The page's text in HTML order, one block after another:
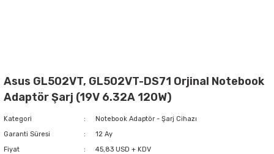
Asus GL502VT, GL502VT-DS71 Orjinal Notebook
Adaptör Şarj (19V 6.32A 120W)
Kategori
Notebook Adaptör - Şarj Cihazı
Garanti Süresi
12 Ay
Fiyat
45,83 USD + KDV